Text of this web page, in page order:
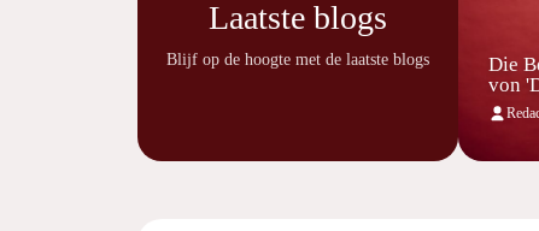
Laatste blogs
Blijf op de hoogte met de laatste blogs
Die
von